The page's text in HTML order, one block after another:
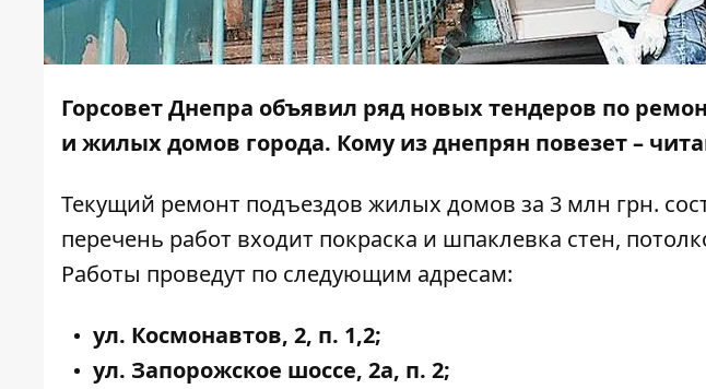
Горсовет Днепра объявил ряд новых тендеров по
и жилых домов города. Кому из днепрян повезет –
Текущий ремонт подъездов жилых домов за 3 млн грн.
перечень работ входит покраска и шпаклевка стен,
Работы проведут по следующим адресам:
ул. Космонавтов, 2, п. 1,2;
ул. Запорожское шоссе, 2а, п. 2;